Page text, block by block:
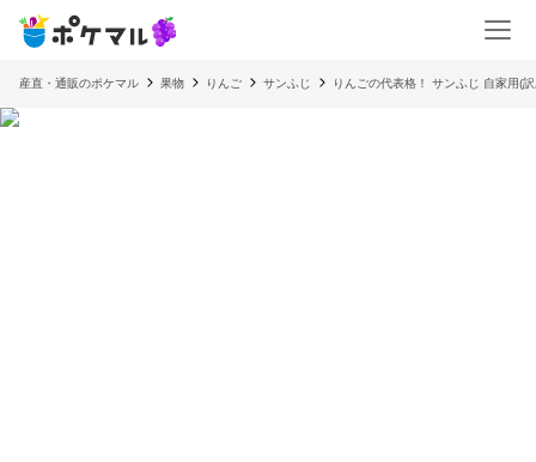
産直・通販のポケマル 果物 りんご サンふじ りんごの代表格！ サンふじ 自家用(